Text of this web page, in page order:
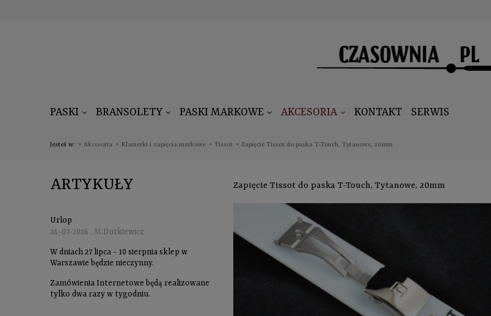
PASKI BRANSOLETY PASKI MARKOWE AKCESORIA KONTAKT SERWIS
Jesteś w: » Akcesoria » Klamerki i zapięcia markowe » Tissot » Zapięcie Tissot do paska T-Touch, Tytanowe, 20mm
ARTYKUŁY
Urlop
24-07-2026 , M.Dutkiewicz
W dniach 27 lipca - 10 sierpnia sklep w
Warszawie będzie nieczynny.
Zamówienia Internetowe będą realizowane
tylko dwa razy w tygodniu.
Zapięcie Tissot do paska T-Touch, Tytanowe, 20mm